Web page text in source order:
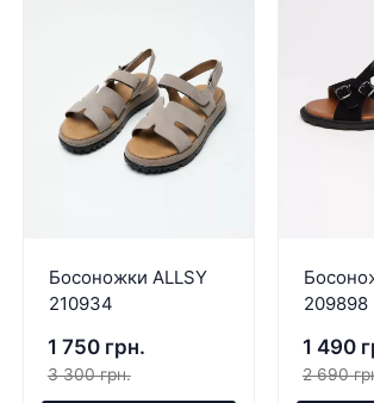
Босоножки ALLSY
210934
1 750 грн.
3 300 грн.
209898
1 490
2 690